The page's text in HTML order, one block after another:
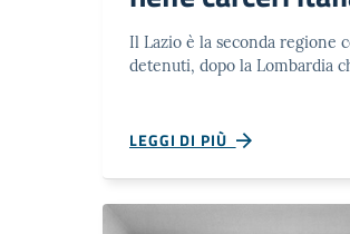
Il Lazio è la seconda regione
detenuti, dopo la Lombardia
LEGGI DI PIÙ